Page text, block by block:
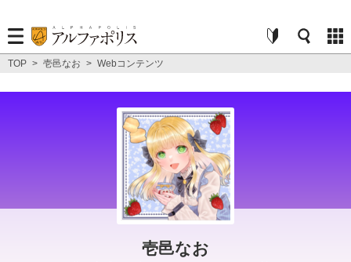
TOP > 壱邑なお > Webコンテンツ
壱邑なお